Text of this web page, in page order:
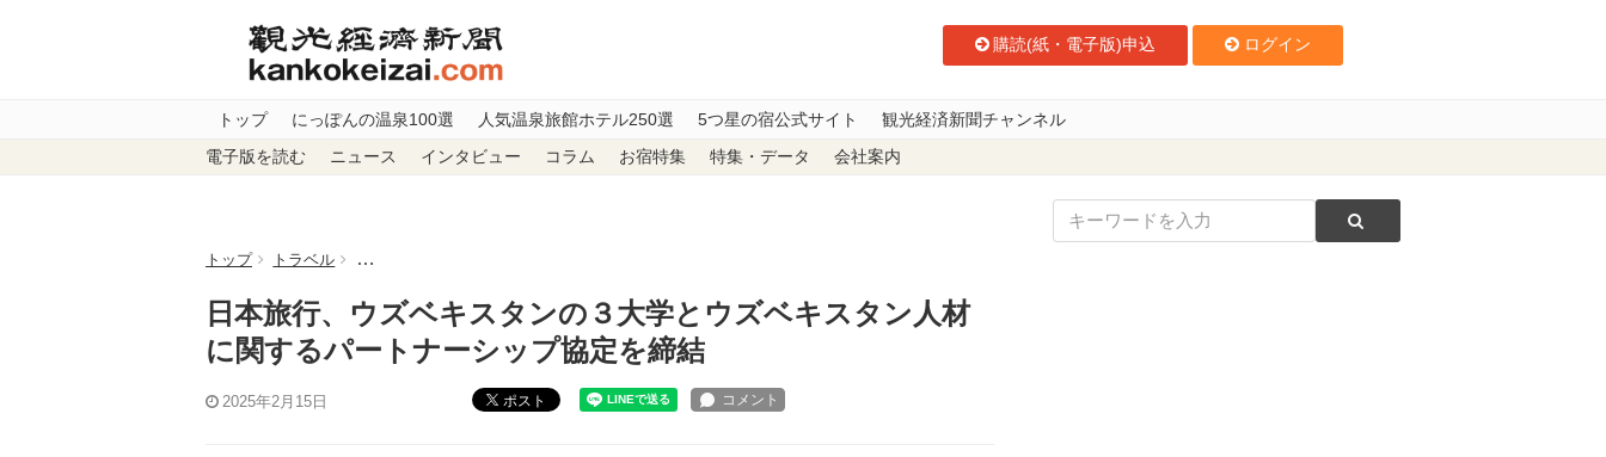
購読(紙・電子版)申込 ログイン
トップ にっぽんの温泉100選 人気温泉旅館ホテル250選 5つ星の宿公式サイト 観光経済新聞チャンネル
電子版を読む ニュース インタビュー コラム お宿特集 特集・データ 会社案内
トップ トラベル 日本旅行、ウズベキスタンの３大学とウズベキスタン人材に関するパートナーシップ協定を締結
日本旅行、ウズベキスタンの３大学とウズベキスタン人材
に関するパートナーシップ協定を締結
2025年2月15日 ポスト